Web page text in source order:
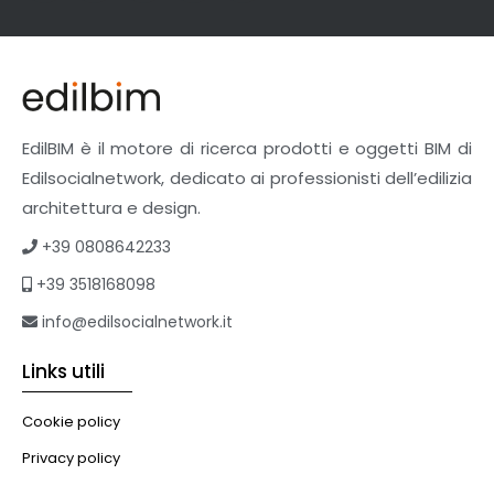
EdilBIM è il motore di ricerca prodotti e oggetti BIM di
Edilsocialnetwork, dedicato ai professionisti dell’edilizia
architettura e design.
+39 0808642233
+39 3518168098
info@edilsocialnetwork.it
Links utili
Cookie policy
Privacy policy